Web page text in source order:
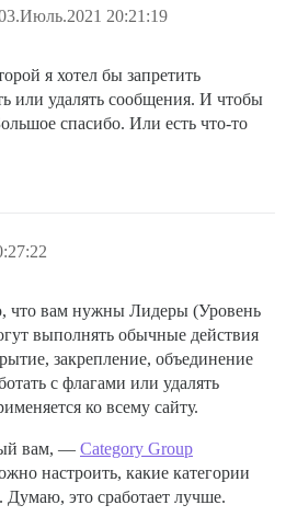
20:21:19
я хотел бы запретить
или удалять сообщения. И чтобы
спасибо. Или есть что-то
что вам нужны Лидеры (Уровень
выполнять обычные действия
закрепление, объединение
с флагами или удалять
ко всему сайту.
вам, — Category Group
настроить, какие категории
Думаю, это сработает лучше.